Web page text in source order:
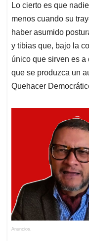
Lo cierto es que
menos cuando su
haber asumido
y tibias que, bajo la
único que sirven es
que se produzca un
Quehacer
Anuncios.